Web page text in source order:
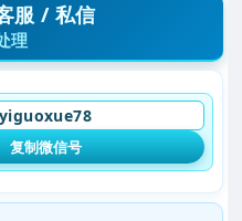
服 / 私信
理
yiguoxue78
复制微信号